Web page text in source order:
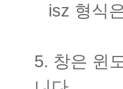
isz 형식
5. 창은 윈